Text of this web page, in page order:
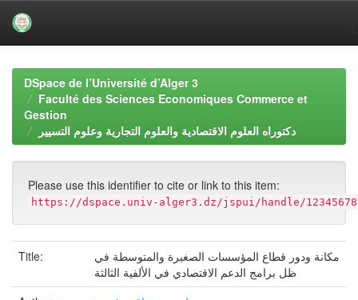
navigationDSpace de l’Université d’Alger 3
Faculté des Sciences Economiques Commerce et
Gestion
دكتوراه العلوم الاقتصادية والعلوم التجارية وعلوم التسيير
Please use this identifier to cite or link to this item:
https://dspace.univ-alger3.dz/jspui/handle/
Title:
مكانة ودور قطاع المؤسسات الصغيرة والمتوسطة في
ظل برامج الدعم الاقتصادي في الألفية الثالثة